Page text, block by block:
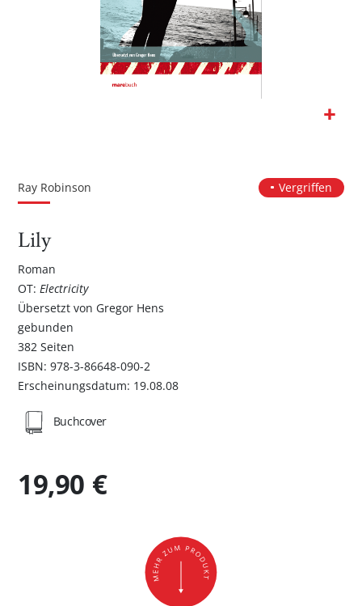
Bildgalerie
Ray Robinson Vergriffen
Lily
Roman
OT:Electricity
Übersetzt von Gregor Hens
gebunden
382 Seiten
ISBN: 978-3-86648-090-2
Erscheinungsdatum: 19.08.08
19,90 €
Buchcover